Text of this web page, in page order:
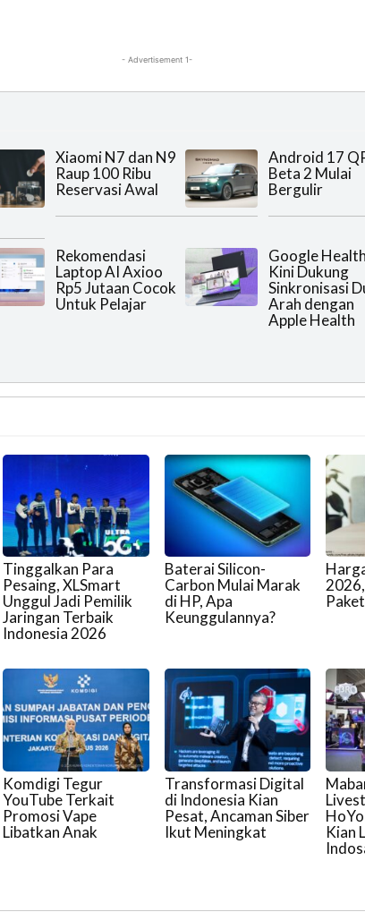
- Advertisement 1-
Xiaomi N7 dan N9
Raup 100 Ribu
Reservasi Awal
Android 17
Beta 2 Mulai
Bergulir
Rekomendasi
Laptop AI Axioo
Rp5 Jutaan Cocok
Untuk Pelajar
Google Health
Kini Dukung
Sinkronisasi
Arah dengan
Apple Health
Tinggalkan Para
Pesaing, XLSmart
Unggul Jadi Pemilik
Jaringan Terbaik
Indonesia 2026
Baterai Silicon-
Carbon Mulai Marak
di HP, Apa
Keunggulannya?
Komdigi Tegur
YouTube Terkait
Promosi Vape
Libatkan Anak
Transformasi Digital
di Indonesia Kian
Pesat, Ancaman Siber
Ikut Meningkat
Kian